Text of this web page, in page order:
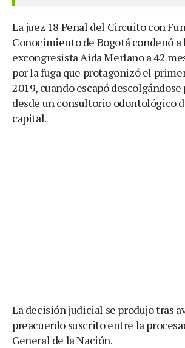
La juez 18 Penal del Circuito con
Conocimiento de Bogotá condenó a
excongresista Aida Merlano a 42
por la fuga que protagonizó el
2019, cuando escapó
desde un consultorio odontológico
capital.
La decisión judicial se produjo tras
preacuerdo suscrito entre la
General de la Nación.